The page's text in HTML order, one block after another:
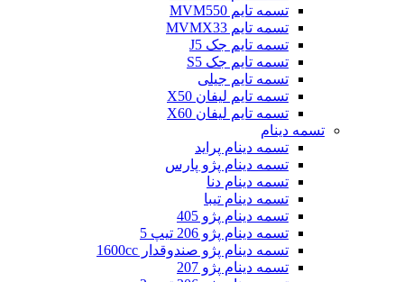
تسمه تایم MVM550
تسمه تایم MVMX33
تسمه تایم جک J5
تسمه تایم جک S5
تسمه تایم جیلی
تسمه تایم لیفان X50
تسمه تایم لیفان X60
تسمه دینام
تسمه دینام پراید
تسمه دینام پژو پارس
تسمه دینام دنا
تسمه دینام تیبا
تسمه دینام پژو 405
تسمه دینام پژو 206 تیپ 5
تسمه دینام پژو صندوقدار 1600cc
تسمه دینام پژو 207